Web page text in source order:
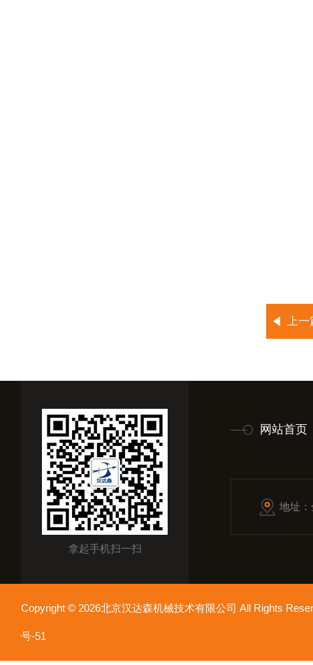
上
拿起手机扫一扫
网站首页
地址
Copyright © 2026北京汉达森机械技术有限公司 All Rights
号-51